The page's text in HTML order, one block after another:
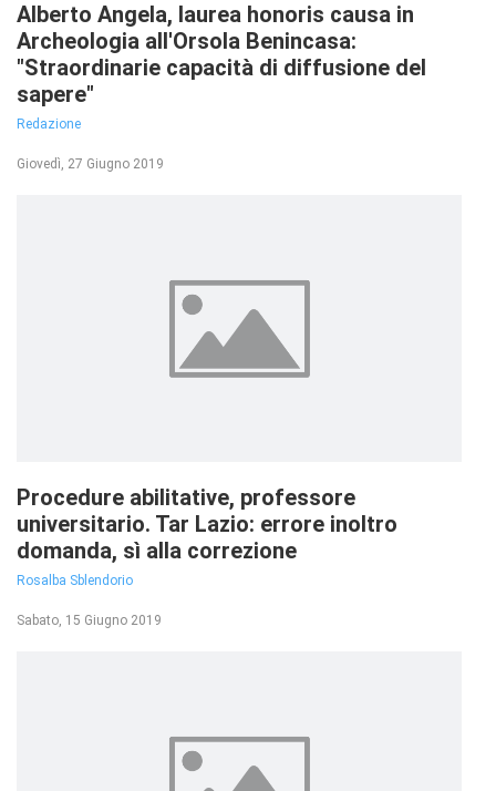
Alberto Angela, laurea honoris causa in
Archeologia all'Orsola Benincasa:
"Straordinarie capacità di diffusione del
sapere"
Redazione
Giovedì, 27 Giugno 2019
Procedure abilitative, professore
universitario. Tar Lazio: errore inoltro
domanda, sì alla correzione
Rosalba Sblendorio
Sabato, 15 Giugno 2019